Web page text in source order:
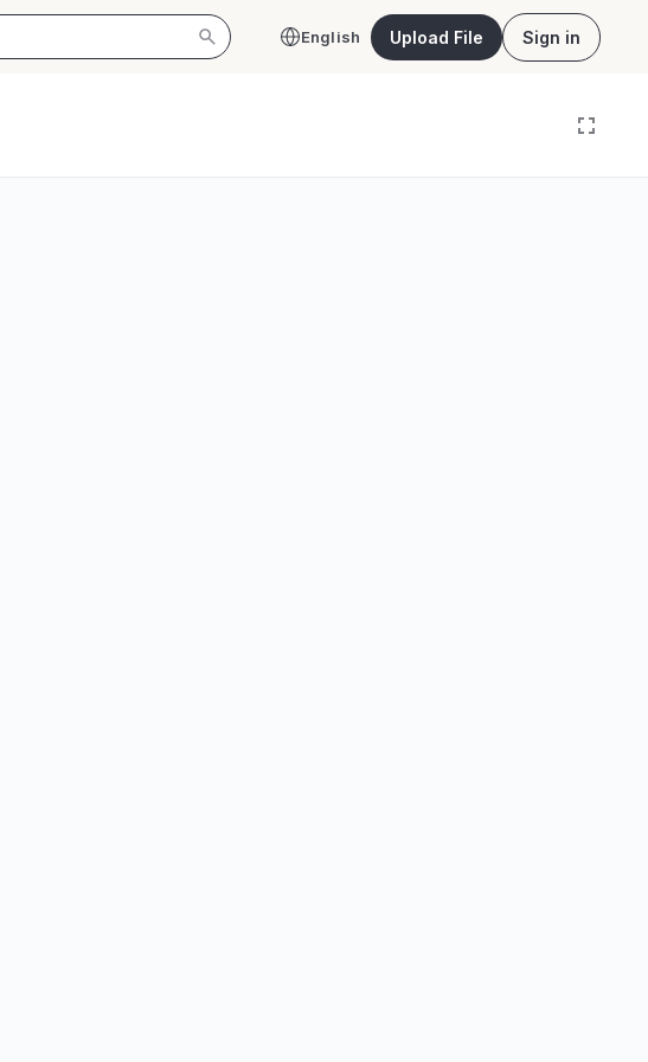
English Upload File Sign in